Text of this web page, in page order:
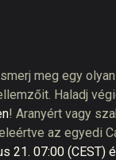
meg egy
Haladj
! Aranyért vagy
az egyedi
21. 07:00 (CEST)